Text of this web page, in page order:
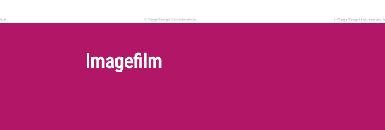
Imagefilm